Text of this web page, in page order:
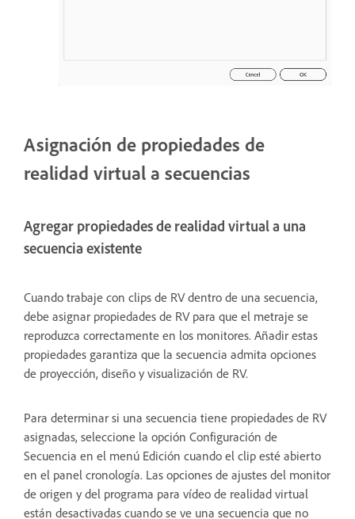
Asignación de propiedades de
realidad virtual a secuencias
Agregar propiedades de realidad virtual a una
secuencia existente
Cuando trabaje con clips de RV dentro de una secuencia,
debe asignar propiedades de RV para que el metraje se
reproduzca correctamente en los monitores. Añadir estas
propiedades garantiza que la secuencia admita opciones
de proyección, diseño y visualización de RV.
Para determinar si una secuencia tiene propiedades de RV
asignadas, seleccione la opción Configuración de
Secuencia en el menú Edición cuando el clip esté abierto
en el panel cronología. Las opciones de ajustes del monitor
de origen y del programa para vídeo de realidad virtual
están desactivadas cuando se ve una secuencia que no